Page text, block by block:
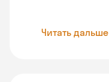
Читать дальше